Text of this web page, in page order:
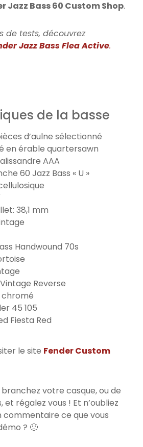
Jazz Bass 60 Custom Shop.
de tests, découvrez
Jazz Bass Flea Active.
de la basse
d’aulne sélectionné
en érable quartersawn
AAA
60 Jazz Bass « U »
38,1 mm
Handwound 70s
Reverse
45 105
Fiesta Red
le site Fender Custom
votre casque, ou de
régalez vous ! Et n’oubliez
commentaire ce que vous
? 🙂